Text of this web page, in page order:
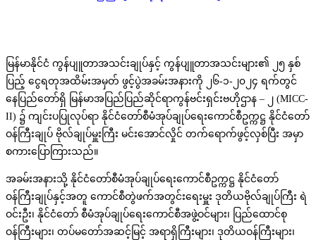
မြန်မာနိုင်ငံ ကွန်ပျူတာအသင်းချုပ်နှင့် ကွန်ပျူတာအသင်းများ၏ ၂၅ နှစ်
ပြည့် ငွေရတုအထိမ်းအမှတ် ဖွင့်ပွဲအခမ်းအနားကို ၂၆-၁-၂၀၂၄ ရက်တွင်
နေပြည်တော်ရှိ မြန်မာအပြည်ပြည်ဆိုင်ရာကွန်ဗင်းရှင်းဗဟိုဌာန – ၂ (MICC-
II) ၌ ကျင်းပပြုလုပ်ရာ နိုင်ငံတော်စီမံအုပ်ချုပ်ရေးကောင်စီဥက္ကဋ္ဌ နိုင်ငံတော်
ဝန်ကြီးချုပ် ဗိုလ်ချုပ်မှူးကြီး မင်းအောင်လှိုင် တက်ရောက်ဖွင့်လှစ်ပြီး အမှာ
စကားပြောကြားသည်။
အခမ်းအနားသို့ နိုင်ငံတော်စီမံအုပ်ချုပ်ရေးကောင်စီဥက္ကဋ္ဌ နိုင်ငံတော်
ဝန်ကြီးချုပ်နှင့်အတူ ကောင်စီတွဲဖက်အတွင်းရေးမှူး ဒုတိယဗိုလ်ချုပ်ကြီး ရဲ
ဝင်းဦး၊ နိုင်ငံတော် စီမံအုပ်ချုပ်ရေးကောင်စီအဖွဲ့ဝင်များ၊ ပြည်ထောင်စု
ဝန်ကြီးများ၊ တပ်မတော်အဆင့်မြင့် အရာရှိကြီးများ၊ ဒုတိယဝန်ကြီးများ၊